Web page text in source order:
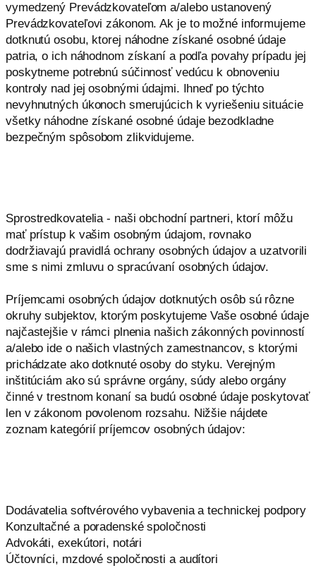
vymedzený Prevádzkovateľom a/alebo ustanovený
Prevádzkovateľovi zákonom. Ak je to možné informujeme
dotknutú osobu, ktorej náhodne získané osobné údaje
patria, o ich náhodnom získaní a podľa povahy prípadu jej
poskytneme potrebnú súčinnosť vedúcu k obnoveniu
kontroly nad jej osobnými údajmi. Ihneď po týchto
nevyhnutných úkonoch smerujúcich k vyriešeniu situácie
všetky náhodne získané osobné údaje bezodkladne
bezpečným spôsobom zlikvidujeme.
Sprostredkovatelia - naši obchodní partneri, ktorí môžu
mať prístup k vašim osobným údajom, rovnako
dodržiavajú pravidlá ochrany osobných údajov a uzatvorili
sme s nimi zmluvu o spracúvaní osobných údajov.
Príjemcami osobných údajov dotknutých osôb sú rôzne
okruhy subjektov, ktorým poskytujeme Vaše osobné údaje
najčastejšie v rámci plnenia našich zákonných povinností
a/alebo ide o našich vlastných zamestnancov, s ktorými
prichádzate ako dotknuté osoby do styku. Verejným
inštitúciám ako sú správne orgány, súdy alebo orgány
činné v trestnom konaní sa budú osobné údaje poskytovať
len v zákonom povolenom rozsahu. Nižšie nájdete
zoznam kategórií príjemcov osobných údajov:
Dodávatelia softvérového vybavenia a technickej podpory
Konzultačné a poradenské spoločnosti
Advokáti, exekútori, notári
Účtovníci, mzdové spoločnosti a audítori